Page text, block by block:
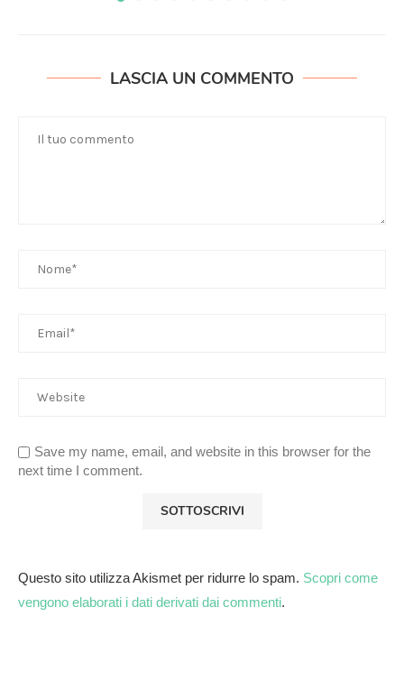
LASCIA UN COMMENTO
Save my name, email, and website in this browser for the
next time I comment.
Questo sito utilizza Akismet per ridurre lo spam. Scopri come
vengono elaborati i dati derivati dai commenti.